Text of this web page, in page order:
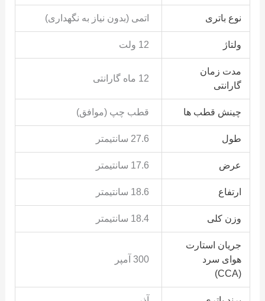
نوع باتری اتمی (بدون نیاز به نگهداری)
ولتاژ 12 ولت
مدت زمان
گارانتی
12 ماه گارانتی
چینش قطب ها قطب چپ (موافق)
طول 27.6 سانتیمتر
عرض 17.6 سانتیمتر
ارتفاع 18.6 سانتیمتر
وزن کلی 18.4 سانتیمتر
جریان استارت
هوای سرد
(CCA)
300 آمپر